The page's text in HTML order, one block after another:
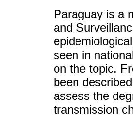
Paraguay is a
and
seen in
on the topic.
been
assess the
transmission